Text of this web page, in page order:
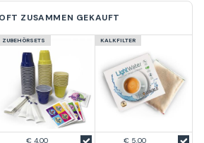
ZUSAMMEN GEKAUFT
ZUBEHÖRSETS
€ 4,00
KALKFILTER
€ 5,00